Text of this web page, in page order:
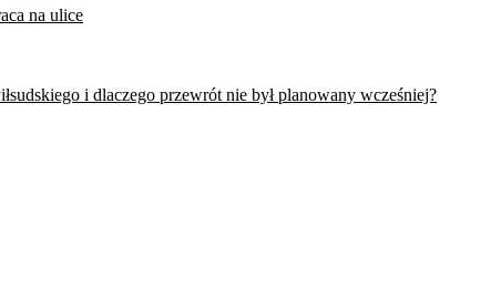
na ulice
i dlaczego przewrót nie był planowany wcześniej?